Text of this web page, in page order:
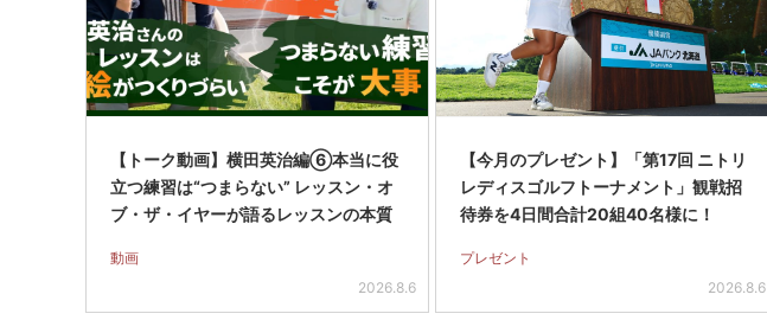
【トーク動画】横田英治編⑥本当に役
立つ練習は“つまらない” レッスン・オ
ブ・ザ・イヤーが語るレッスンの本質
動画
2026.8.6
【今月のプレゼント】「第17回 ニトリ
レディスゴルフトーナメント」観戦招
待券を4日間合計20組40名様に！
プレゼント
2026.8.6